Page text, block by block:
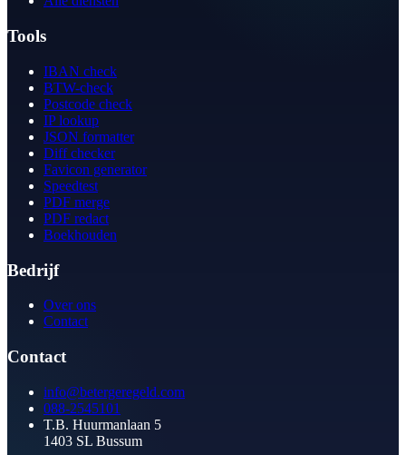
Tools
IBAN check
BTW-check
Postcode check
IP lookup
JSON formatter
Diff checker
Favicon generator
Speedtest
PDF merge
PDF redact
Boekhouden
Bedrijf
Over ons
Contact
Contact
info@betergeregeld.com
088-2545101
T.B. Huurmanlaan 5
1403 SL Bussum